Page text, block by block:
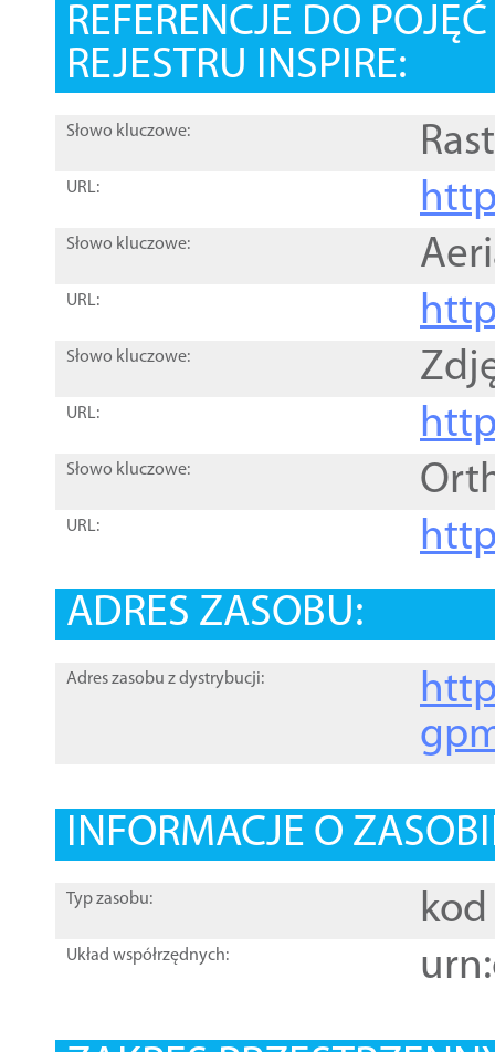
REFERENCJE DO
REJESTRU INSPIRE:
Słowo kluczowe:
URL:
Słowo kluczowe:
URL:
Słowo kluczowe:
URL:
Słowo kluczowe:
URL:
ADRES ZASOBU:
Adres zasobu z dystrybucji:
INFORMACJE O
Typ zasobu: kod
Układ współrzędnych: